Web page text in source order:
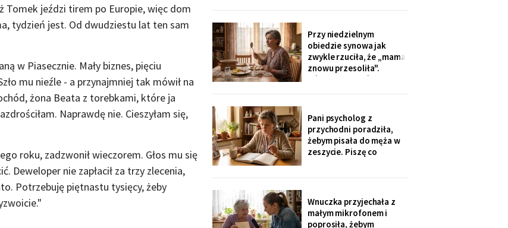
Tomek jeździ tirem po Europie, więc dom
tydzień jest. Od dwudziestu lat ten sam
w Piasecznie. Mały biznes, pięciu
mu nieźle - a przynajmniej tak mówił na
żona Beata z torebkami, które ja
Naprawdę nie. Cieszyłam się,
roku, zadzwonił wieczorem. Głos mu się
Deweloper nie zapłacił za trzy zlecenia,
Potrzebuję piętnastu tysięcy, żeby
swobodnie, bo mama i
tak nie słyszy. Słyszę
więcej, niż myślą. W
niedzielę usłyszałam, co
planują z moim
Przy niedzielnym
obiedzie synowa jak
zwykle rzuciła, że „mama
znowu przesoliła".
Ośmioletni Staś odłożył
nie mówi, że mama coś
zrobiła źle". Zrobiło się
bardzo cicho.
Pani psycholog z
przychodni poradziła,
żebym pisała do męża w
zeszycie. Piszę co
sąsiadowi, który zawsze
mi pomaga - a nie synowi,
który nie przyjechał ani
Wnuczka przyjechała z
małym mikrofonem i
poprosiła, żebym